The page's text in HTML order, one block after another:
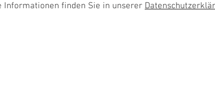
Informationen finden Sie in unserer